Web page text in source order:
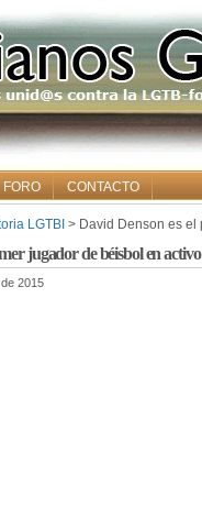
FORO CONTACTO
LGTBI > David Denson es el
jugador de béisbol en
2015